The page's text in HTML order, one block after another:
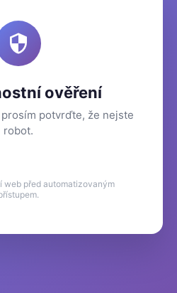
ověření
potvrďte, že nejste
robot.
web před automatizovaným